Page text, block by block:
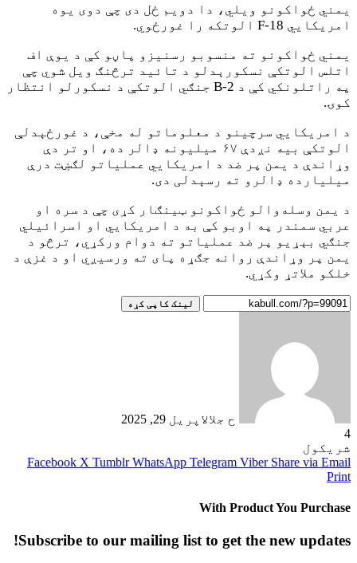
يمني ځواکونو ويلي، دا دويم ځل دی چې دوی يوه
امريکايي F-18 الوتکه را غورځوي.
يمني ځواکونو ته منسوبو رسنيزو پاڼو کې د يوې اف
اتلس الوتکې نسکورېدلو د تائيد ترڅنګ ويل شوي چې
په راتلونکي کې د B-2 جنګي الوتکې د نسکورلو انتظار
کوۍ.
د امريکايي سرچينو د معلوماتو له مخې، د غورځېدلې
الوتکې بيه نږدې ۶۷ ميليونه ډالر ده، او تر دې
وړاندې د يمن پر ضد د امريکايي عملياتو لګښت درې
ميليارده ډالرو ته رسېدلی دی.
د يمن وسله‌والو ځواکونو ټينګار کړی چې د سره او
عربي سمندر په اوبو کې به د امريکايي او اسرائيلي
جنګي بېړيو پر ضد عملياتو ته دوام ورکړي، ترڅو د
يمن پر وړاندې روانه جګړه پای ته ورسيږي او د غزې د
خلکو ملاتړ وکړي.
لینک کاپی کړه
ح جلال اپریل 29, 2025
4
شریکول
Facebook X Tumblr WhatsApp Telegram Viber Share via Email
Print
With Product You Purchase
Subscribe to our mailing list to get the new updates!